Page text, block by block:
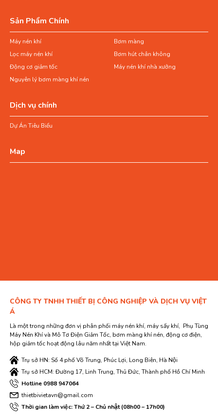
Sản Phẩm Chính
Máy nén khí
Bơm màng
Lọc máy nén khí
Bơm hút chân không
Động cơ giảm tốc
Máy nén khí nhà xưởng
Nguyên lý bơm màng khí nén
Dịch vụ chính
Dự Án Tiêu Biểu
Map
CÔNG TY TNHH THIẾT BỊ CÔNG NGHIỆP VÀ DỊCH VỤ VIỆT
Á
Là một trong những đơn vị phân phối máy nén khí, máy sấy khí, Phụ Tùng
Máy Nén Khí và Mô Tơ Điện Giảm Tốc, bơm màng khí nén, động cơ điện,
hộp giảm tốc hoạt động lâu năm nhất tại Việt Nam.
Trụ sở HN: Số 4 phố Võ Trung, Phúc Lợi, Long Biên, Hà Nội
Trụ sở HCM: Đường 17, Linh Trung, Thủ Đức, Thành phố Hồ Chí Minh
Hotline 0988 947064
thietbivietavn@gmail.com
Thời gian làm việc: Thứ 2 – Chủ nhật (08h00 – 17h00)